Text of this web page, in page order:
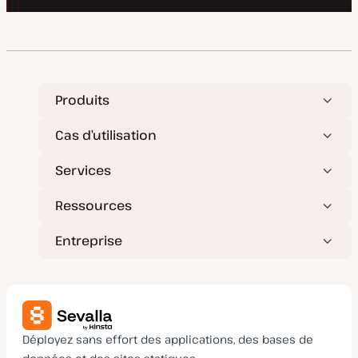
Produits
Cas d’utilisation
Services
Ressources
Entreprise
Déployez sans effort des applications, des bases de